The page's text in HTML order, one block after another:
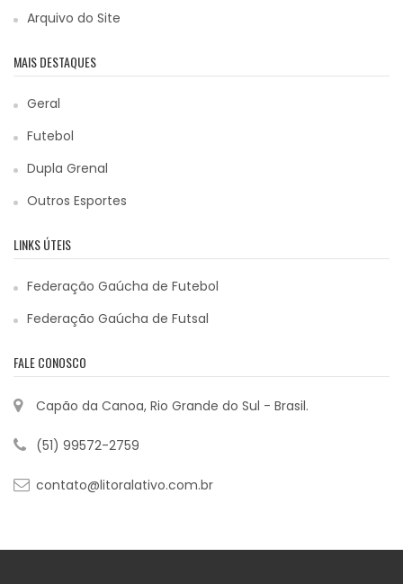
Arquivo do Site
MAIS DESTAQUES
Geral
Futebol
Dupla Grenal
Outros Esportes
LINKS ÚTEIS
Federação Gaúcha de Futebol
Federação Gaúcha de Futsal
FALE CONOSCO
Capão da Canoa, Rio Grande do Sul - Brasil.
(51) 99572-2759
contato@litoralativo.com.br